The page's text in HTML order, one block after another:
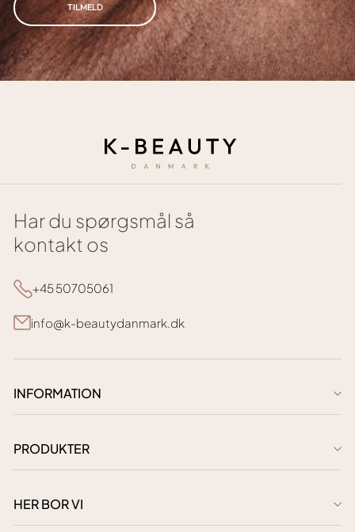
TILMELD
Har du spørgsmål så
kontakt os
+45 50705061
info@k-beautydanmark.dk
INFORMATION
PRODUKTER
HER BOR VI